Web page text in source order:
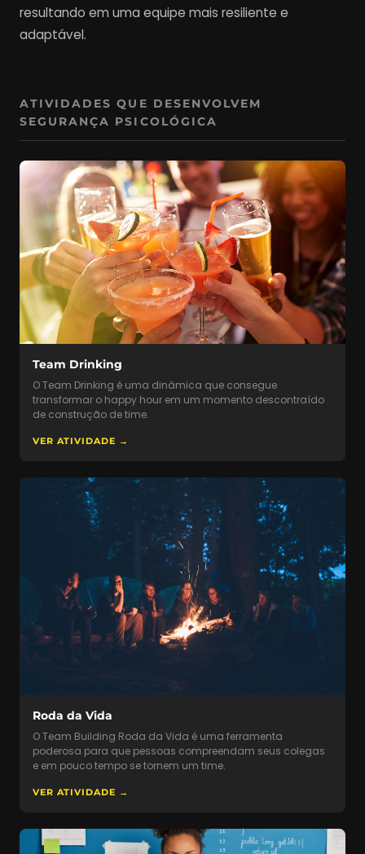
resultando em uma equipe mais resiliente e
adaptável.
ATIVIDADES QUE DESENVOLVEM
SEGURANÇA PSICOLÓGICA
Team Drinking
O Team Drinking é uma dinâmica que consegue
transformar o happy hour em um momento descontraído
de construção de time.
VER ATIVIDADE →
Roda da Vida
O Team Building Roda da Vida é uma ferramenta
poderosa para que pessoas compreendam seus colegas
e em pouco tempo se tornem um time.
VER ATIVIDADE →